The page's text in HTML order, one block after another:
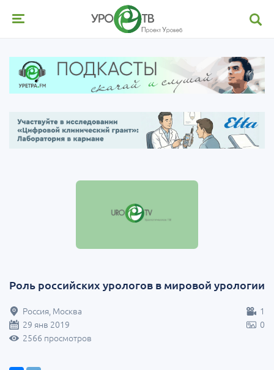
Роль российских урологов в мировой урологии
1
Россия, Москва
0
29 янв 2019
2566 просмотров